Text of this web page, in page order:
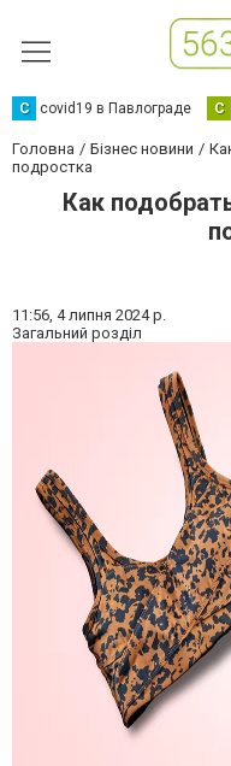
C covid19 в Павлограде С
Головна Бізнес новини
подростка
Как
11:56, 4 липня 2024 р.
Загальний розділ